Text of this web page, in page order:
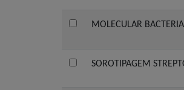
MOLECULAR
SOROTIPAGEM